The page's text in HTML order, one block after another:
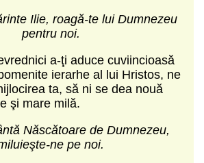
Ilie, roagă-te lui Dumnezeu
pentru noi.
a-ţi aduce cuviincioasă
ierarhe al lui Hristos, ne
ta, să ni se dea nouă
şi mare milă.
Născătoare de Dumnezeu,
ne pe noi.